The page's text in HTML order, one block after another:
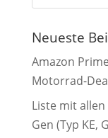
Neueste
Amazon
Motorrad-
Liste mit allen
Gen (Typ KE,